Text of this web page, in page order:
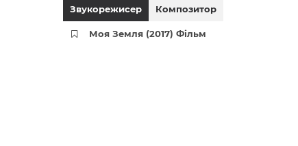
Звукорежисер Композитор
Моя Земля (2017) Фільм